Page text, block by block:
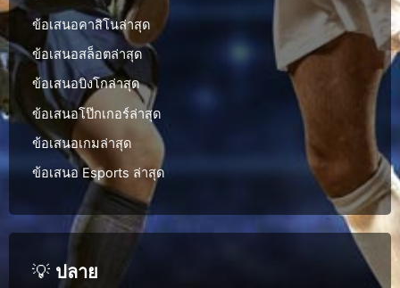
ข้อเสนอคาสิโนล่าสุด
ข้อเสนอสล็อตล่าสุด
ข้อเสนอบิงโกล่าสุด
ข้อเสนอโป๊กเกอร์ล่าสุด
ข้อเสนอเกมล่าสุด
ข้อเสนอ Esports ล่าสุด
💡 ปลาย